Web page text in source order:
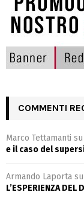
COMMENTI
Marco Tettamanti su
e il caso del
Armando Laporta su
L’ESPERIENZA DEL